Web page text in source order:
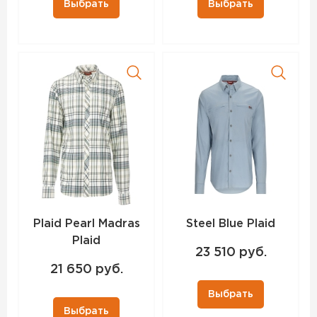
Выбрать Выбрать
Plaid Pearl Madras
Plaid
21 650 руб.
Выбрать
Steel Blue Plaid
23 510 руб.
Выбрать